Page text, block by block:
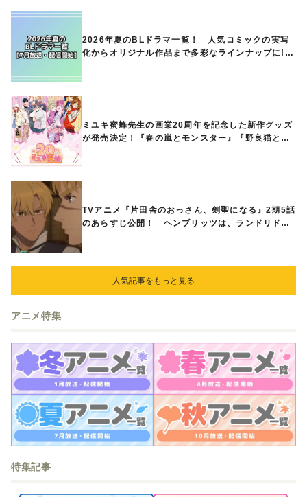
2026年夏のBLドラマ一覧！ 人気コミックの実写
化からオリジナル作品まで多彩なラインナップに!!
ミユキ蜜蜂先生の画業20周年を記念した新作グッズ
が発売決定！『春の嵐とモンスター』『野良猫と
TVアニメ『片田舎のおっさん、剣聖になる』2期5話
のあらすじ公開！ ヘンブリッツは、ランドリドに
人気記事をもっと見る
アニメ特集
特集記事